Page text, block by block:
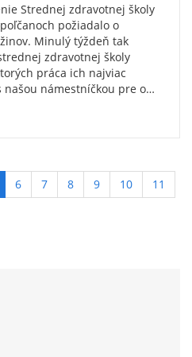
Strednej zdravotnej školy
požiadalo o
Minulý týždeň tak
zdravotnej školy
práca ich najviac
našou námestníčkou pre o…
6 7 8 9 10
11